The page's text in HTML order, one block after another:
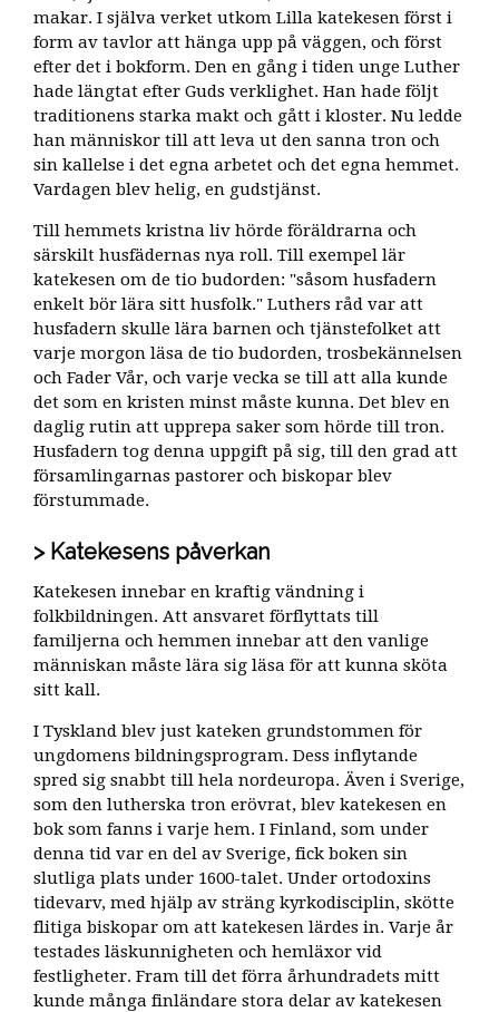
makar. I själva verket utkom Lilla katekesen först i
form av tavlor att hänga upp på väggen, och först
efter det i bokform. Den en gång i tiden unge Luther
hade längtat efter Guds verklighet. Han hade följt
traditionens starka makt och gått i kloster. Nu ledde
han människor till att leva ut den sanna tron och
sin kallelse i det egna arbetet och det egna hemmet.
Vardagen blev helig, en gudstjänst.
Till hemmets kristna liv hörde föräldrarna och
särskilt husfädernas nya roll. Till exempel lär
katekesen om de tio budorden: "såsom husfadern
enkelt bör lära sitt husfolk." Luthers råd var att
husfadern skulle lära barnen och tjänstefolket att
varje morgon läsa de tio budorden, trosbekännelsen
och Fader Vår, och varje vecka se till att alla kunde
det som en kristen minst måste kunna. Det blev en
daglig rutin att upprepa saker som hörde till tron.
Husfadern tog denna uppgift på sig, till den grad att
församlingarnas pastorer och biskopar blev
förstummade.
Katekesens påverkan
Katekesen innebar en kraftig vändning i
folkbildningen. Att ansvaret förflyttats till
familjerna och hemmen innebar att den vanlige
människan måste lära sig läsa för att kunna sköta
sitt kall.
I Tyskland blev just kateken grundstommen för
ungdomens bildningsprogram. Dess inflytande
spred sig snabbt till hela nordeuropa. Även i Sverige,
som den lutherska tron erövrat, blev katekesen en
bok som fanns i varje hem. I Finland, som under
denna tid var en del av Sverige, fick boken sin
slutliga plats under 1600-talet. Under ortodoxins
tidevarv, med hjälp av sträng kyrkodisciplin, skötte
flitiga biskopar om att katekesen lärdes in. Varje år
testades läskunnigheten och hemläxor vid
festligheter. Fram till det förra århundradets mitt
kunde många finländare stora delar av katekesen